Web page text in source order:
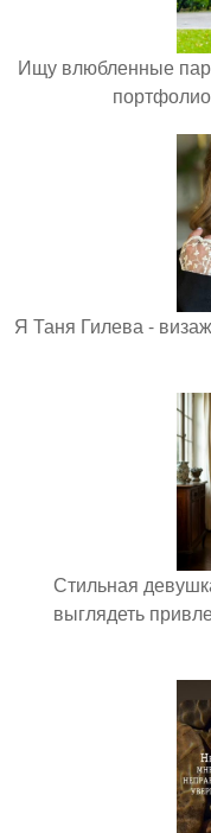
Ищу влюбленные
Я Таня Гилева -
Стильная
выглядеть